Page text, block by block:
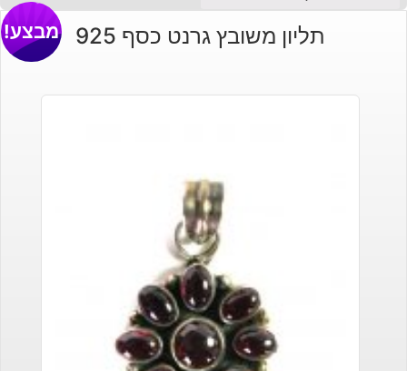
תליון משובץ גרנט כסף 925 מבצע!